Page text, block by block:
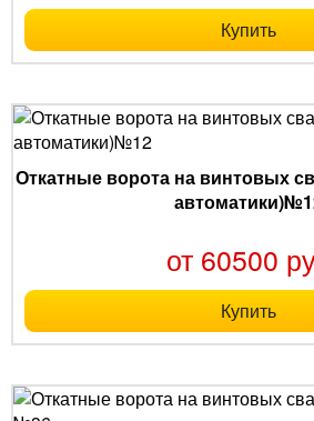
Купить
Откатные ворота на винтовых
от 60500
Купить